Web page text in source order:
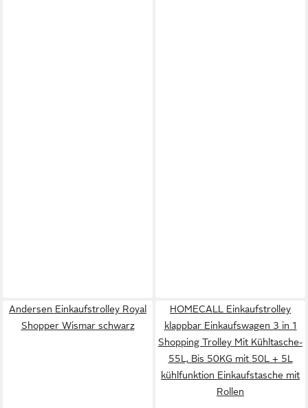
Andersen Einkaufstrolley Royal
Shopper Wismar schwarz
HOMECALL Einkaufstrolley
klappbar Einkaufswagen 3 in 1
Shopping Trolley Mit Kühltasche-
55L, Bis 50KG mit 50L + 5L
kühlfunktion Einkaufstasche mit
Rollen